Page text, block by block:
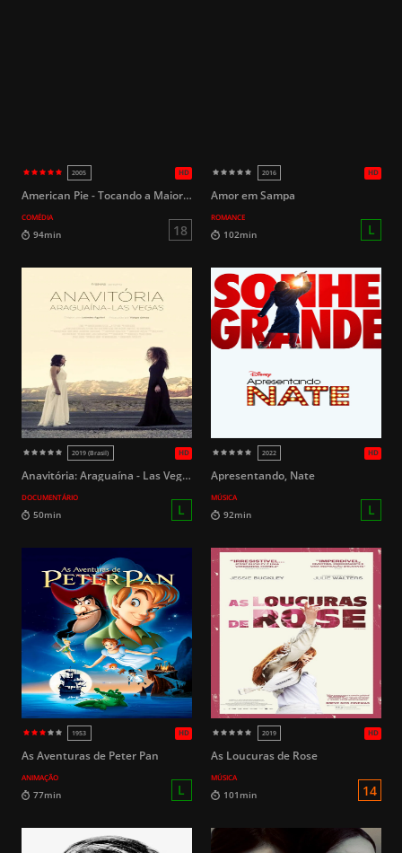
2020
2023
111min
2001
84min
16
American Pie - Tocando a Maior Zona
COMÉDIA
Amor em Sampa
ROMANCE
Anavitória: Araguaína - Las Vegas
DOCUMENTÁRIO
Apresentando, Nate
MÚSICA
As Aventuras de Peter Pan
ANIMAÇÃO
As Loucuras de Rose
MÚSICA